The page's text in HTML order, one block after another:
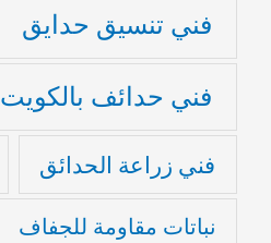
فني تنسيق حدايق
فني حدائف بالكويت
فني زراعة الحدائق
نباتات مقاومة للجفاف